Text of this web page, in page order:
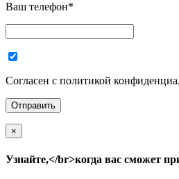
Ваш телефон*
Согласен с политикой
×
Узнайте,</br>когда вас сможет